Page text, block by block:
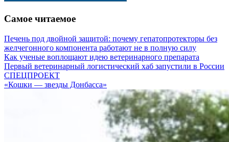
Самое читаемое
Печень под двойной защитой: почему гепатопротекторы без
желчегонного компонента работают не в полную силу
Как ученые воплощают идею ветеринарного препарата
Первый ветеринарный логистический хаб запустили в России
СПЕЦПРОЕКТ
«Кошки — звезды Донбасса»